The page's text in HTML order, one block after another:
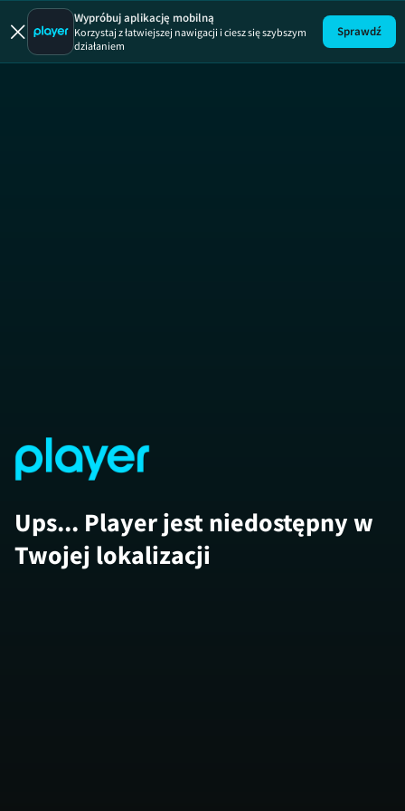
Na granicy
Wypróbuj aplikację mobilną
Korzystaj z łatwiejszej nawigacji i ciesz się szybszym
działaniem
Sprawdź
Ups... Player jest niedostępny w
Twojej lokalizacji